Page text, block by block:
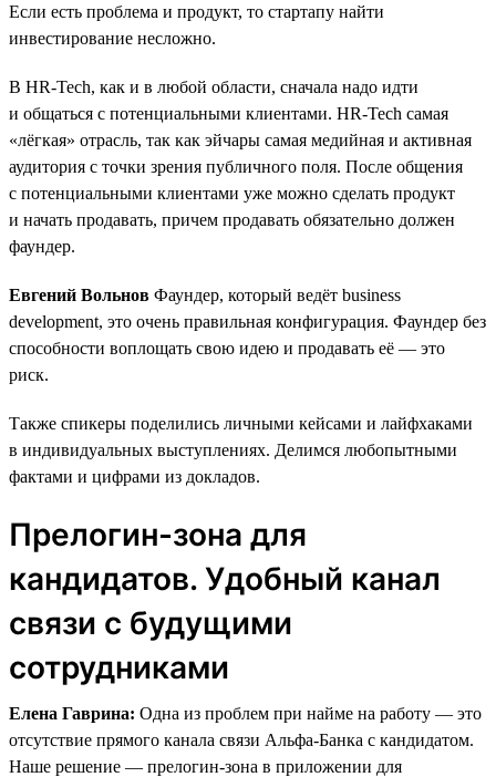
Если есть проблема и продукт, то стартапу найти
инвестирование несложно.
В HR-Tech, как и в любой области, сначала надо идти
и общаться с потенциальными клиентами. HR-Tech самая
«лёгкая» отрасль, так как эйчары самая медийная и активная
аудитория с точки зрения публичного поля. После общения
с потенциальными клиентами уже можно сделать продукт
и начать продавать, причем продавать обязательно должен
фаундер.
Евгений Вольнов Фаундер, который ведёт business
development, это очень правильная конфигурация. Фаундер без
способности воплощать свою идею и продавать её — это
риск.
Также спикеры поделились личными кейсами и лайфхаками
в индивидуальных выступлениях. Делимся любопытными
фактами и цифрами из докладов.
Прелогин-зона для
кандидатов. Удобный канал
связи с будущими
сотрудниками
Елена Гаврина: Одна из проблем при найме на работу — это
отсутствие прямого канала связи Альфа-Банка с кандидатом.
Наше решение — прелогин-зона в приложении для